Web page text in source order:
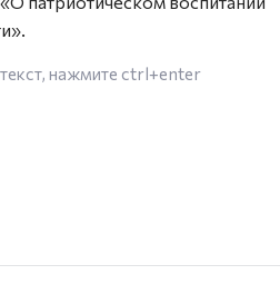
нажмите ctrl+enter